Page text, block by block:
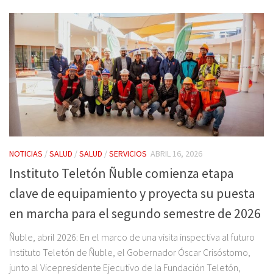
NOTICIAS /SALUD /SALUD /SERVICIOS ABRIL 16, 2026
Instituto Teletón Ñuble comienza etapa
clave de equipamiento y proyecta su puesta
en marcha para el segundo semestre de 2026
Ñuble, abril 2026: En el marco de una visita inspectiva al futuro
Instituto Teletón de Ñuble, el Gobernador Óscar Crisóstomo,
junto al Vicepresidente Ejecutivo de la Fundación Teletón,